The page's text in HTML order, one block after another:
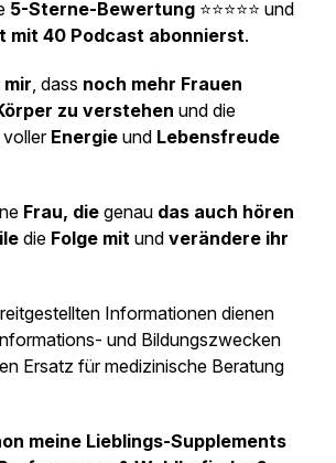
5-Sterne-Bewertung ⭐⭐⭐⭐⭐ und
mit 40 Podcast abonnierst.
, dass noch mehr Frauen
zu verstehen und die
voller Energie und Lebensfreude
Frau, die genau das auch hören
die Folge mit und verändere ihr
Informationen dienen
und Bildungszwecken
Ersatz für medizinische Beratung
meine Lieblings-Supplements